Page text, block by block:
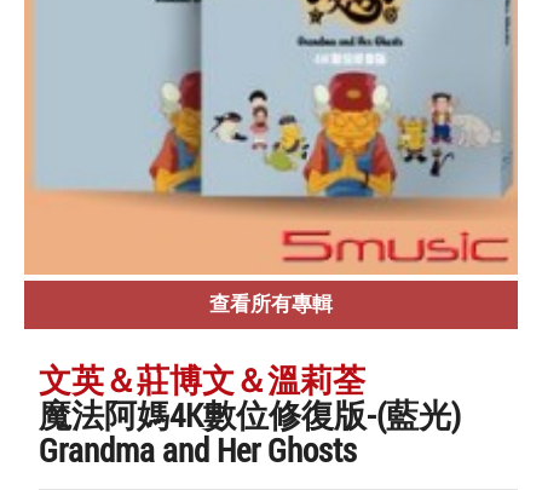
查看所有專輯
文英＆莊博文＆溫莉荃
魔法阿媽4K數位修復版-(藍光)
Grandma and Her Ghosts